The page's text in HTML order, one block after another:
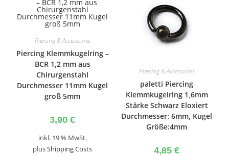
Piercing & Accessoires
Piercing Klemmkugelring –
BCR 1,2 mm aus
Chirurgenstahl
Durchmesser 11mm Kugel
groß 5mm
3,90 €
inkl. 19 % MwSt.
plusShipping Costs
Piercing & Accessoires
paletti Piercing
Klemmkugelring 1,6mm
Stärke Schwarz Eloxiert
Durchmesser: 6mm, Kugel
Größe:4mm
4,85 €